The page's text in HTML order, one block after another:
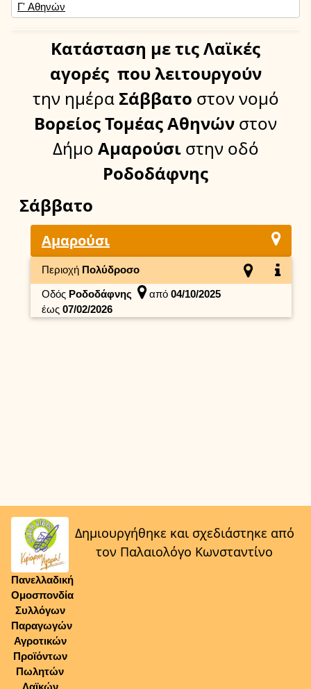
Γ' Αθηνών
Κατάσταση με τις Λαϊκές
αγορές που λειτουργούν
την ημέραΣάββατο στον νομό
Βορείος Τομέας Αθηνών στον
Δήμο Αμαρούσι στην οδό
Ροδοδάφνης
Σάββατο
Αμαρούσι
Περιοχή Πολύδροσο
Οδός Ροδοδάφνης από 04/10/2025
έως 07/02/2026
Πανελλαδική
Ομοσπονδία
Συλλόγων
Παραγωγών
Αγροτικών
Προϊόντων
Πωλητών
Λαϊκών
Δημιουργήθηκε και σχεδιάστηκε από
τον Παλαιολόγο Κωνσταντίνο